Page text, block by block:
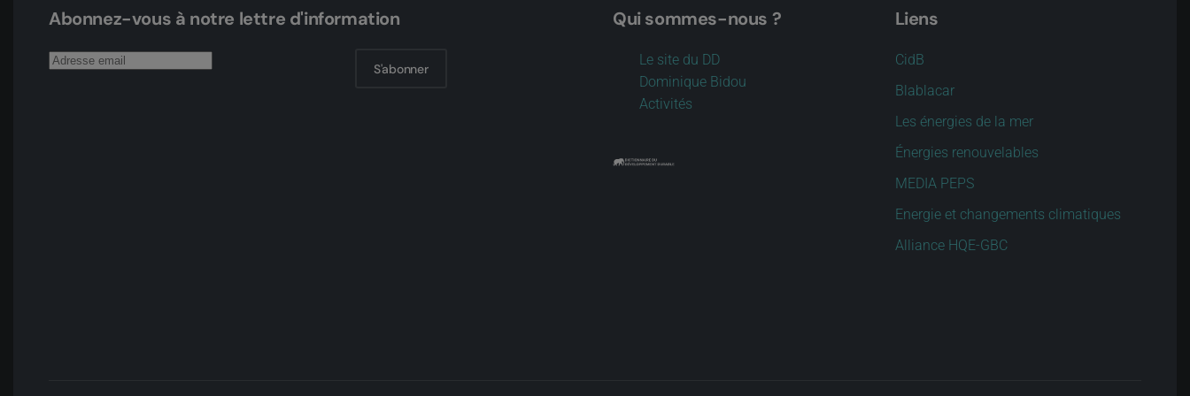
Abonnez-vous à notre lettre d'information
S'abonner
Qui sommes-nous ?
Le site du DD
Dominique Bidou
Activités
Liens
CidB
Blablacar
Les énergies de la mer
Énergies renouvelables
MEDIA PEPS
Energie et changements climatiques
Alliance HQE-GBC